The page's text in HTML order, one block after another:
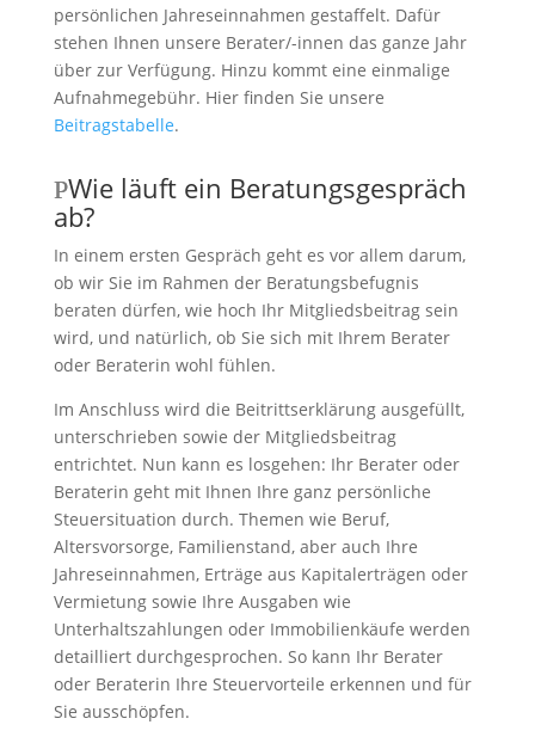
persönlichen Jahreseinnahmen gestaffelt. Dafür
stehen Ihnen unsere Berater/-innen das ganze Jahr
über zur Verfügung. Hinzu kommt eine einmalige
Aufnahmegebühr. Hier finden Sie unsere
Beitragstabelle.
Wie läuft ein Beratungsgespräch
ab?
In einem ersten Gespräch geht es vor allem darum,
ob wir Sie im Rahmen der Beratungsbefugnis
beraten dürfen, wie hoch Ihr Mitgliedsbeitrag sein
wird, und natürlich, ob Sie sich mit Ihrem Berater
oder Beraterin wohl fühlen.
Im Anschluss wird die Beitrittserklärung ausgefüllt,
unterschrieben sowie der Mitgliedsbeitrag
entrichtet. Nun kann es losgehen: Ihr Berater oder
Beraterin geht mit Ihnen Ihre ganz persönliche
Steuersituation durch. Themen wie Beruf,
Altersvorsorge, Familienstand, aber auch Ihre
Jahreseinnahmen, Erträge aus Kapitalerträgen oder
Vermietung sowie Ihre Ausgaben wie
Unterhaltszahlungen oder Immobilienkäufe werden
detailliert durchgesprochen. So kann Ihr Berater
oder Beraterin Ihre Steuervorteile erkennen und für
Sie ausschöpfen.